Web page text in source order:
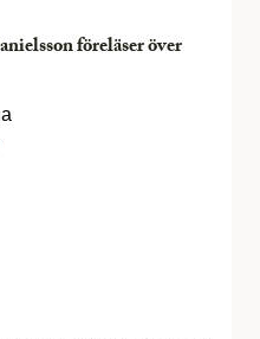
föreläser över